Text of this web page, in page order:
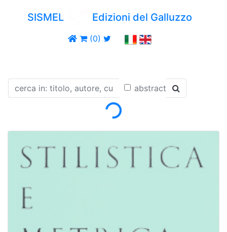
SISMEL Edizioni del Galluzzo
(0)
abstract
Loading...